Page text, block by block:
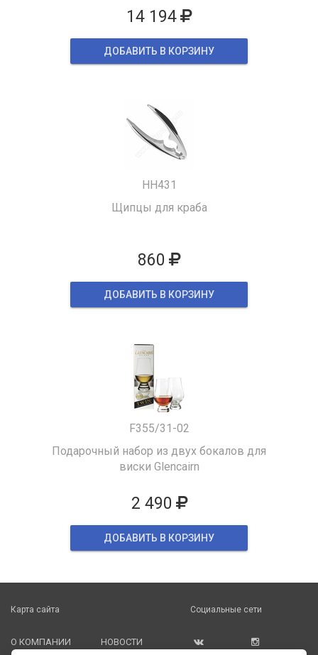
14 194
ДОБАВИТЬ В КОРЗИНУ
HH431
Щипцы для краба
860
ДОБАВИТЬ В КОРЗИНУ
F355/31-02
Подарочный набор из двух бокалов для
виски Glencairn
2 490
ДОБАВИТЬ В КОРЗИНУ
Карта сайта
О КОМПАНИИ НОВОСТИ
Социальные сети